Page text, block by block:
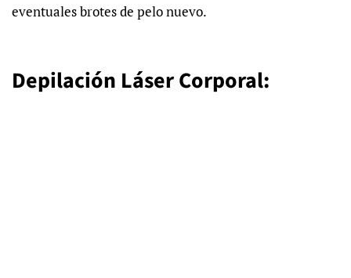
eventuales brotes de pelo nuevo.
Depilación Láser Corporal: